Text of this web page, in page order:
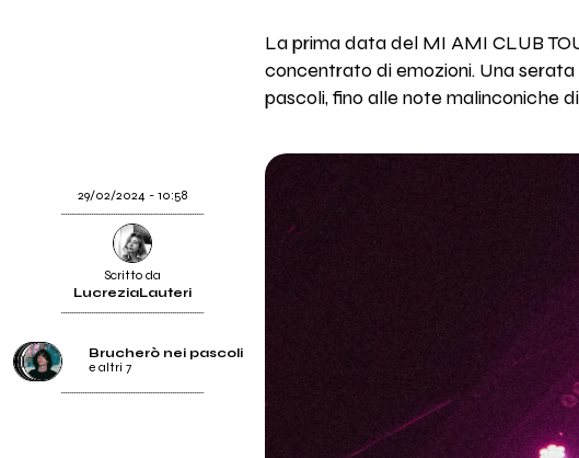
La prima data del MI AMI CLUB
concentrato di emozioni. Una
pascoli, fino alle note malinconiche
29/02/2024 - 10:58
Scritto da
LucreziaLauteri
Brucherò nei pascoli
e altri 7